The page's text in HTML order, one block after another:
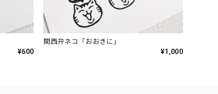
¥600
関西弁ネコ「おおきに」
¥1,000